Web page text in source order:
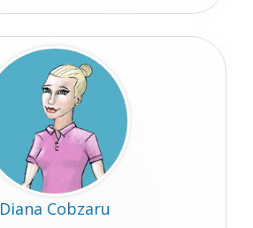
Diana Cobzaru